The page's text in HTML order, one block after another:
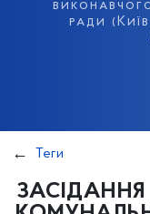
ради
Теги